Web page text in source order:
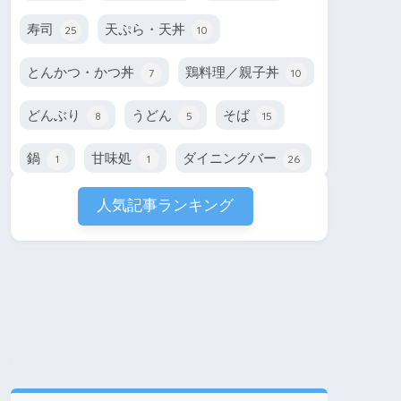
寿司 25 天ぷら・天丼 10
とんかつ・かつ丼 7 鶏料理／親子丼 10
どんぶり 8 うどん 5 そば 15
鍋 1 甘味処 1 ダイニングバー 26
人気記事ランキング